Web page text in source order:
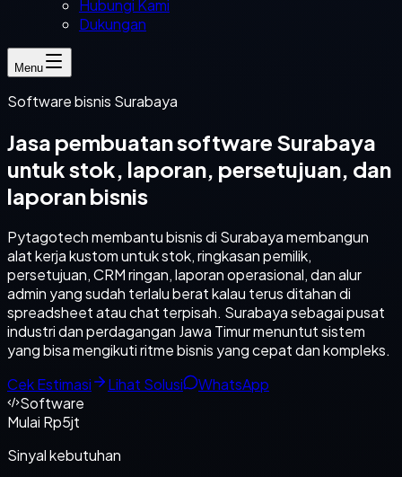
Hubungi Kami
Dukungan
Menu
Software bisnis Surabaya
Jasa pembuatan software Surabaya
untuk stok, laporan, persetujuan, dan
laporan bisnis
Pytagotech membantu bisnis di Surabaya membangun
alat kerja kustom untuk stok, ringkasan pemilik,
persetujuan, CRM ringan, laporan operasional, dan alur
admin yang sudah terlalu berat kalau terus ditahan di
spreadsheet atau chat terpisah. Surabaya sebagai pusat
industri dan perdagangan Jawa Timur menuntut sistem
yang bisa mengikuti ritme bisnis yang cepat dan kompleks.
Cek Estimasi
Lihat Solusi
WhatsApp
Software
Mulai Rp5jt
Sinyal kebutuhan